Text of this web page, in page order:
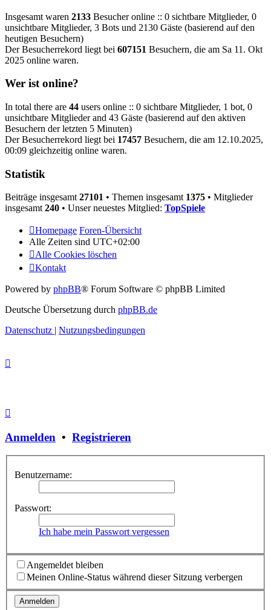
Insgesamt waren 2133 Besucher online :: 0 sichtbare Mitglieder, 0
unsichtbare Mitglieder, 3 Bots und 2130 Gäste (basierend auf den
heutigen Besuchern)
Der Besucherrekord liegt bei 607151 Besuchern, die am Sa 11. Okt
2025 online waren.
Wer ist online?
In total there are 44 users online :: 0 sichtbare Mitglieder, 1 bot, 0
unsichtbare Mitglieder and 43 Gäste (basierend auf den aktiven
Besuchern der letzten 5 Minuten)
Der Besucherrekord liegt bei 17457 Besuchern, die am 12.10.2025,
00:09 gleichzeitig online waren.
Statistik
Beiträge insgesamt27101 • Themen insgesamt 1375 • Mitglieder
insgesamt240 • Unser neuestes Mitglied: TopSpiele
Homepage Foren-Übersicht
Alle Zeiten sind UTC+02:00
Alle Cookies löschen
Kontakt
Powered by phpBB® Forum Software © phpBB Limited
Deutsche Übersetzung durch phpBB.de
Datenschutz | Nutzungsbedingungen
Anmelden • Registrieren
Benutzername:
Passwort:
Ich habe mein Passwort vergessen
Angemeldet bleiben
Meinen Online-Status während dieser Sitzung verbergen